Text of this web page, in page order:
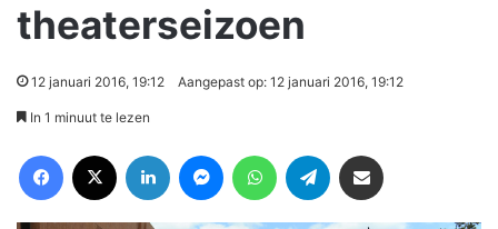
theaterseizoen
12 januari 2016, 19:12 Aangepast op: 12 januari 2016, 19:12
In 1 minuut te lezen